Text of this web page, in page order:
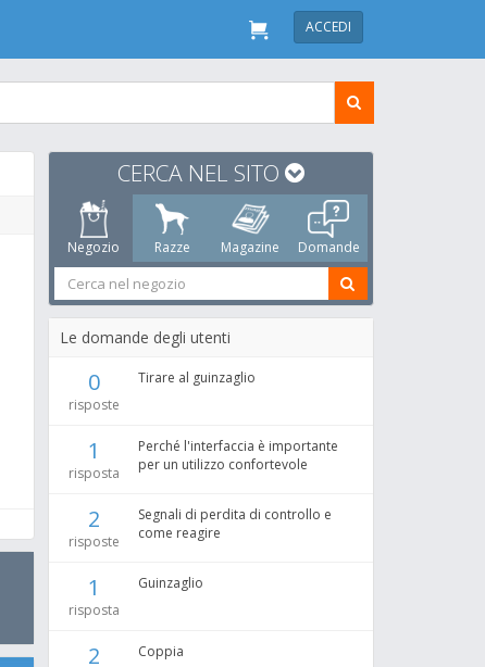
ACCEDI
CERCA NEL SITO
Negozio Razze Magazine Domande
Le domande degli utenti
0
risposte
Tirare al guinzaglio
1
risposta
Perché l'interfaccia è importante
per un utilizzo confortevole
2
risposte
Segnali di perdita di controllo e
come reagire
1
risposta
Guinzaglio
2 Coppia